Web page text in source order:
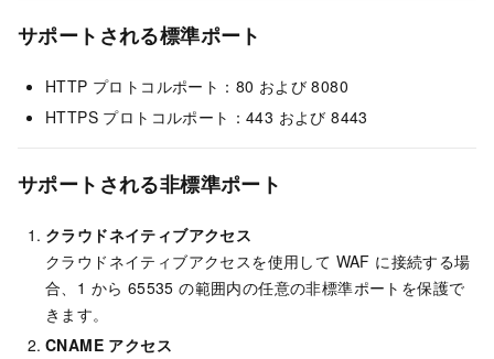
サポートされる標準ポート
HTTP プロトコルポート：80 および 8080
HTTPS プロトコルポート：443 および 8443
サポートされる非標準ポート
クラウドネイティブアクセス
クラウドネイティブアクセスを使用して WAF に接続する場
合、1 から 65535 の範囲内の任意の非標準ポートを保護で
きます。
CNAME アクセス